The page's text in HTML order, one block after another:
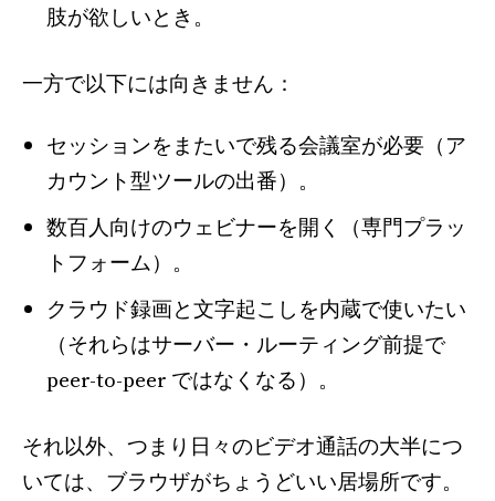
肢が欲しいとき。
一方で以下には向きません：
セッションをまたいで残る会議室が必要（ア
カウント型ツールの出番）。
数百人向けのウェビナーを開く（専門プラッ
トフォーム）。
クラウド録画と文字起こしを内蔵で使いたい
（それらはサーバー・ルーティング前提で
peer-to-peer ではなくなる）。
それ以外、つまり日々のビデオ通話の大半につ
いては、ブラウザがちょうどいい居場所です。